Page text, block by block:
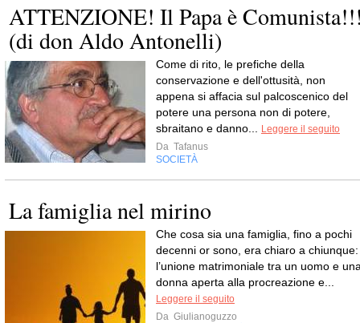
ATTENZIONE! Il Papa è
(di don Aldo Antonelli)
Come di rito, le prefiche della
conservazione e dell'ottusità, non
appena si affacia sul palcoscenico del
potere una persona non di potere,
sbraitano e danno...
Leggere il seguito
Da Tafanus
SOCIETÀ
La famiglia nel mirino
Che cosa sia una famiglia, fino a pochi
decenni or sono, era chiaro a chiunque:
l’unione matrimoniale tra un uomo e
donna aperta alla procreazione e...
Leggere il seguito
Da Giulianoguzzo